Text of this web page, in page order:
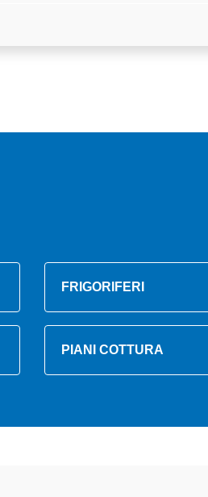
FRIGORIFERI
PIANI COTTURA